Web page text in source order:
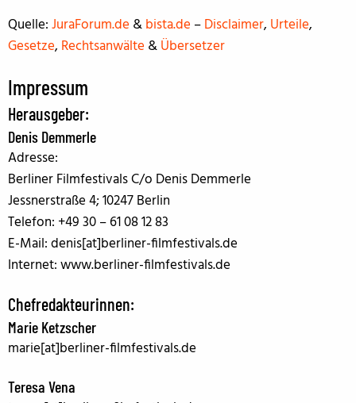
Quelle:JuraForum.de &bista.de –Disclaimer, Urteile,
Gesetze, Rechtsanwälte &Übersetzer
Impressum
Herausgeber:
Denis Demmerle
Adresse:
Berliner Filmfestivals C/o Denis Demmerle
Jessnerstraße 4; 10247 Berlin
Telefon: +49 30 – 61 08 12 83
E-Mail: denis[at]berliner-filmfestivals.de
Internet: www.berliner-filmfestivals.de
Chefredakteurinnen:
Marie Ketzscher
marie[at]berliner-filmfestivals.de
Teresa Vena